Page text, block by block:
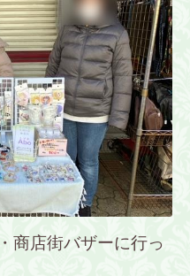
商店街バザーに行っ